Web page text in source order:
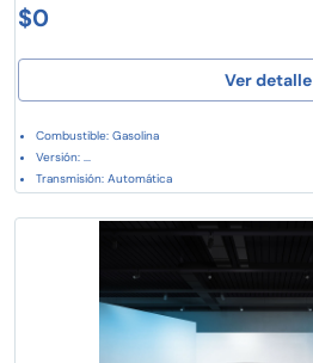
$0
Ver detalle
Combustible: Gasolina
Versión: ...
Transmisión: Automática